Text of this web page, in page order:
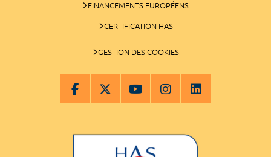
FINANCEMENTS EUROPÉENS
CERTIFICATION HAS
GESTION DES COOKIES